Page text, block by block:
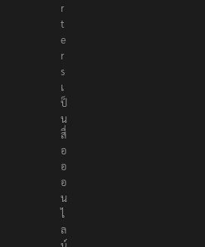
r
t
e
r
s
เ
ป็
น
สื่
อ
อ
อ
น
ไ
ล